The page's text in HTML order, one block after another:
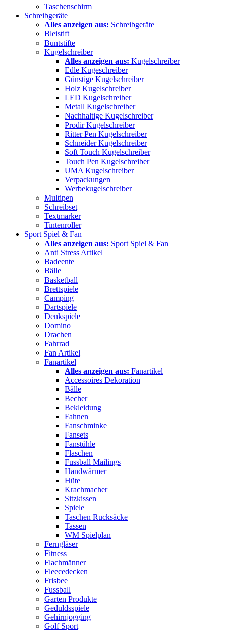
Taschenschirm
Schreibgeräte
Alles anzeigen aus: Schreibgeräte
Bleistift
Buntstifte
Kugelschreiber
Alles anzeigen aus: Kugelschreiber
Edle Kugeschreiber
Günstige Kugelschreiber
Holz Kugelschreiber
LED Kugelschreiber
Metall Kugelschreiber
Nachhaltige Kugelschreiber
Prodir Kugelschreiber
Ritter Pen Kugelschreiber
Schneider Kugelschreiber
Soft Touch Kugelschreiber
Touch Pen Kugelschreiber
UMA Kugelschreiber
Verpackungen
Werbekugelschreiber
Multipen
Schreibset
Textmarker
Tintenroller
Sport Spiel & Fan
Alles anzeigen aus: Sport Spiel & Fan
Anti Stress Artikel
Badeente
Bälle
Basketball
Brettspiele
Camping
Dartspiele
Denkspiele
Domino
Drachen
Fahrrad
Fan Artikel
Fanartikel
Alles anzeigen aus: Fanartikel
Accessoires Dekoration
Bälle
Becher
Bekleidung
Fahnen
Fanschminke
Fansets
Fanstühle
Flaschen
Fussball Mailings
Handwärmer
Hüte
Krachmacher
Sitzkissen
Spiele
Taschen Rucksäcke
Tassen
WM Spielplan
Ferngläser
Fitness
Flachmänner
Fleecedecken
Frisbee
Fussball
Garten Produkte
Geduldsspiele
Gehirnjogging
Golf Sport